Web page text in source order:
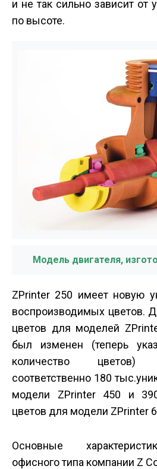
и не так сильно зависит от
по высоте.
Модель двигателя,
ZPrinter 250 имеет новую
воспроизводимых цветов.
цветов для моделей
был изменен (теперь
количество
соответственно 180
модели ZPrinter 450 и
цветов для модели ZPrinter
Основные
офисного типа компании Z